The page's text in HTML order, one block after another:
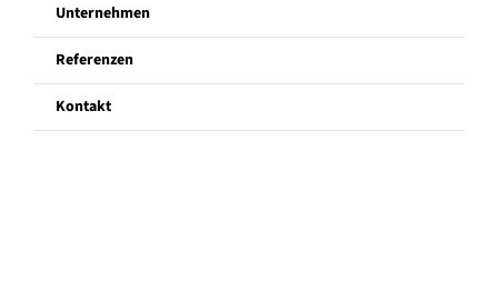
Unternehmen
Referenzen
Unternehmen
Referenzen
Kontakt